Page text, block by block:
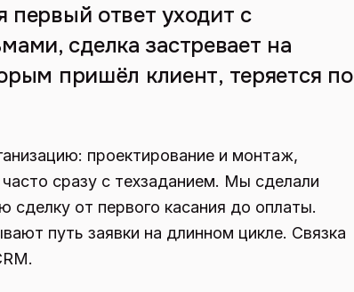
первый ответ уходит с
сделка застревает на
пришёл клиент, теряется по
проектирование и монтаж,
сразу с техзаданием. Мы сделали
сделку от первого касания до оплаты.
путь заявки на длинном цикле. Связка